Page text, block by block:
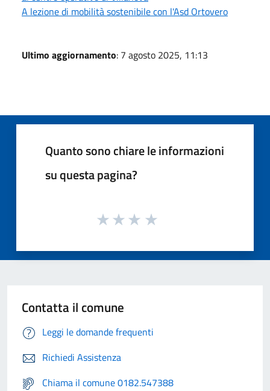
A lezione di mobilità sostenibile con l'Asd Ortovero
Ultimo aggiornamento: 7 agosto 2025, 11:13
Quanto sono chiare le informazioni
su questa pagina?
Contatta il comune
Leggi le domande frequenti
Richiedi Assistenza
Chiama il comune 0182.547388